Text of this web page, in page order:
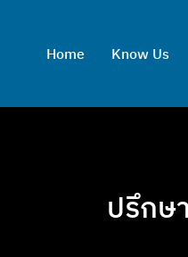
Home Know Us
ปรึกษ